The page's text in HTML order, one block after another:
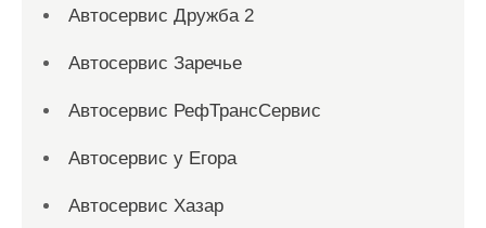
Автосервис Дружба 2
Автосервис Заречье
Автосервис РефТрансСервис
Автосервис у Егора
Автосервис Хазар